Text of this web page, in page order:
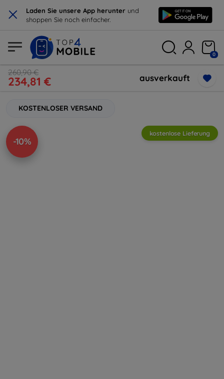
× Laden Sie unsere App herunter und
shoppen Sie noch einfacher.
0
260,90 €
234,81 € ausverkauft
KOSTENLOSER VERSAND
-10%
kostenlose Lieferung